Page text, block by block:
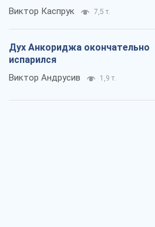
Виктор Каспрук 7,5 т.
Дух Анкориджа окончательно
испарился
Виктор Андрусив 1,9 т.